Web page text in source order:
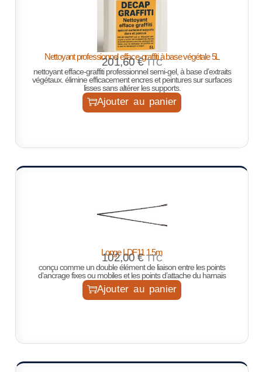
Nettoyant professionnel efface-graffiti à base végétale 5L
201,60€ TTC
nettoyant efface-graffiti professionnel semi-gel, à base d’extraits
végétaux. élimine efficacement encres et peintures sur surfaces
lisses sans altérer les supports.
Ajouter au panier
Longe LDF11 1.5m
102,00 € TTC
conçu comme un double élément de liaison entre les points
d’ancrage fixes ou mobiles et les points d’attache du harnais
Ajouter au panier